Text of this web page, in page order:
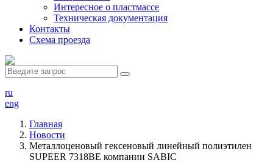
Интересное о пластмассе
Техническая документация
Контакты
Схема проезда
ru
eng
Главная
Новости
Металлоценовый гексеновый линейный полиэтилен
SUPEER 7318BE компании SABIC